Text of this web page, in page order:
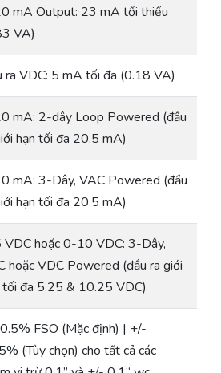
mA Output: 23 mA tối thiểu
VA)
ra VDC: 5 mA tối đa (0.18 VA)
mA: 2-dây Loop Powered (đầu
hạn tối đa 20.5 mA)
mA: 3-Dây, VAC Powered (đầu
hạn tối đa 20.5 mA)
hoặc 0-10 VDC: 3-Dây,
hoặc VDC Powered (đầu ra giới
tối đa 5.25 & 10.25 VDC)
FSO (Mặc định) | +/-
(Tùy chọn) cho tất cả các